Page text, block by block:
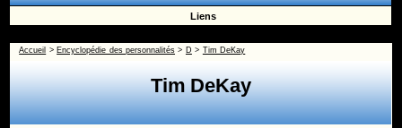
Liens
Accueil > Encyclopédie des personnalités > D > Tim DeKay
Tim DeKay